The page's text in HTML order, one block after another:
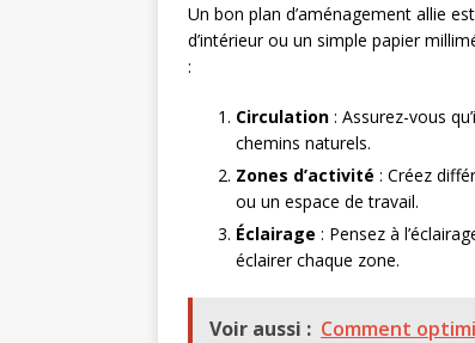
Un bon plan d’aménagement allie
d’intérieur ou un simple papier
:
Circulation : Assurez-vous
chemins naturels.
Zones d’activité : Créez
ou un espace de travail.
Éclairage : Pensez à
éclairer chaque zone.
Voir aussi : Comment